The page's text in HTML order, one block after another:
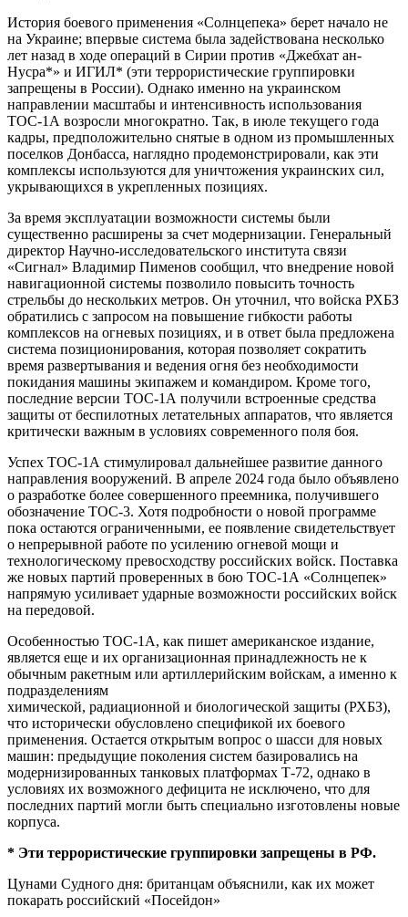
История боевого применения «Солнцепека» берет начало не
на Украине; впервые система была задействована несколько
лет назад в ходе операций в Сирии против «Джебхат ан-
Нусра*» и ИГИЛ* (эти террористические группировки
запрещены в России). Однако именно на украинском
направлении масштабы и интенсивность использования
ТОС-1А возросли многократно. Так, в июле текущего года
кадры, предположительно снятые в одном из промышленных
поселков Донбасса, наглядно продемонстрировали, как эти
комплексы используются для уничтожения украинских сил,
укрывающихся в укрепленных позициях.
За время эксплуатации возможности системы были
существенно расширены за счет модернизации. Генеральный
директор Научно-исследовательского института связи
«Сигнал» Владимир Пименов сообщил, что внедрение новой
навигационной системы позволило повысить точность
стрельбы до нескольких метров. Он уточнил, что войска РХБЗ
обратились с запросом на повышение гибкости работы
комплексов на огневых позициях, и в ответ была предложена
система позиционирования, которая позволяет сократить
время развертывания и ведения огня без необходимости
покидания машины экипажем и командиром. Кроме того,
последние версии ТОС-1А получили встроенные средства
защиты от беспилотных летательных аппаратов, что является
критически важным в условиях современного поля боя.
Успех ТОС-1А стимулировал дальнейшее развитие данного
направления вооружений. В апреле 2024 года было объявлено
о разработке более совершенного преемника, получившего
обозначение ТОС-3. Хотя подробности о новой программе
пока остаются ограниченными, ее появление свидетельствует
о непрерывной работе по усилению огневой мощи и
технологическому превосходству российских войск. Поставка
же новых партий проверенных в бою ТОС-1А «Солнцепек»
напрямую усиливает ударные возможности российских войск
на передовой.
Особенностью ТОС-1А, как пишет американское издание,
является еще и их организационная принадлежность не к
обычным ракетным или артиллерийским войскам, а именно к
подразделениям
химической, радиационной и биологической защиты (РХБЗ),
что исторически обусловлено спецификой их боевого
применения. Остается открытым вопрос о шасси для новых
машин: предыдущие поколения систем базировались на
модернизированных танковых платформах Т-72, однако в
условиях их возможного дефицита не исключено, что для
последних партий могли быть специально изготовлены новые
корпуса.
* Эти террористические группировки запрещены в РФ.
Цунами Судного дня: британцам объяснили, как их может
покарать российский «Посейдон»